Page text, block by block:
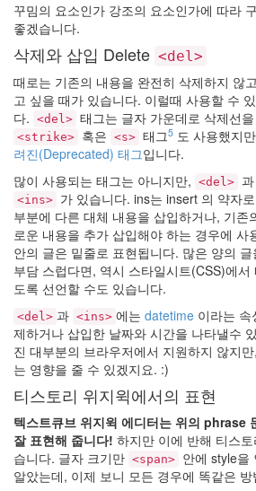
꾸밈의 요소인가 강조의 요소인가에 따라
좋겠습니다.
삭제와 삽입 Delete <del>
때로는 기존의 내용을 완전히 삭제하지 않
고 싶을 때가 있습니다. 이럴때 사용할 수
다. <del> 태그는 글자 가운데로 삭제선
<strike> 혹은 <s> 태그5 도 사용했지
려진(Deprecated) 태그입니다.
많이 사용되는 태그는 아니지만, <del>
<ins> 가 있습니다. ins는 insert 의 약자로
부분에 다른 대체 내용을 삽입하거나, 기존
로운 내용을 추가 삽입해야 하는 경우에 사
안의 글은 밑줄로 표현됩니다. 많은 양의
부담 스럽다면, 역시 스타일시트(CSS)에
도록 선언할 수도 있습니다.
<del> 과 <ins> 에는 datetime 이라는
제하거나 삽입한 날짜와 시간을 나타낼수
진 대부분의 브라우저에서 지원하지 않지
는 영향을 줄 수 있겠지요. :)
티스토리 위지윅에서의 표현
텍스트큐브 위지윅 에디터는 위의 phrase
잘 표현해 줍니다! 하지만 이에 반해 티스
습니다. 글자 크기만 <span> 안에 style을
알았는데, 이제 보니 모든 경우에 똑같은
것
같
이
상
S-
M5
래
멋
다!
Yz
Shadow
Markdown
admin
트
그
적
을
없